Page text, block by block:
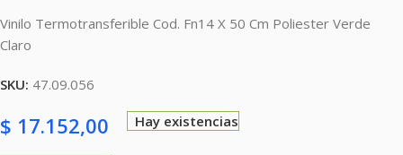
Vinilo Termotransferible Cod. Fn14 X 50 Cm Poliester Verde
Claro
SKU: 47.09.056
$ 17.152,00 Hay existencias